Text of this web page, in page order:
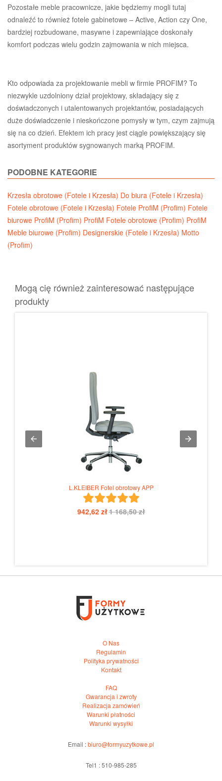
Pozostałe meble pracownicze, jakie będziemy mogli tutaj
odnaleźć to również fotele gabinetowe – Active, Action czy One,
bardziej rozbudowane, masywne i zapewniające doskonały
komfort podczas wielu godzin zajmowania w nich miejsca.
Kto odpowiada za projektowanie mebli w firmie PROFIM? To
niezwykle uzdolniony dział projektowy, składający się z
doświadczonych i utalentowanych projektantów, posiadających
duże doświadczenie i nieskończone pomysły w tym, czym zajmują
się na co dzień. Efektem ich pracy jest ciągle powiększający się
asortyment produktów sygnowanych marką PROFIM.
PODOBNE KATEGORIE
Krzesła obrotowe (Fotele i Krzesła) Do biura (Fotele i Krzesła)
Fotele obrotowe (Fotele i Krzesła) Fotele ProfiM (Profim) Fotele
biurowe ProfiM (Profim) ProfiM Fotele obrotowe (Profim) ProfiM
Meble biurowe (Profim) Designerskie (Fotele i Krzesła) Motto
(Profim)
Mogą cię również zainteresować następujące
produkty
L.KLEIBER Fotel obrotowy APP
942,62 zł1 168,50 zł
O Nas
Regulamin
Polityka prywatności
Kontakt
FAQ
Gwarancja i zwroty
Realizacja zamówień
Warunki płatności
Warunki wysyłki
Email :biuro@formyuzytkowe.pl
Tel1 : 510-985-285